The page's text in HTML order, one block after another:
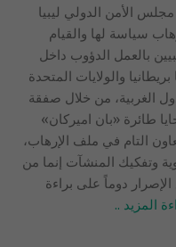
مجلس الأمن الدولي ليبيا
سياسة لها والقيام
بالعمل الدؤوب داخل
والولايات المتحدة
الغربية، من خلال صفقة
طائرة «بان اميركان»
التام في ملف الإرهاب،
وتفكيك المنشآت إنما من
دوماً على براءة
المزيد ..